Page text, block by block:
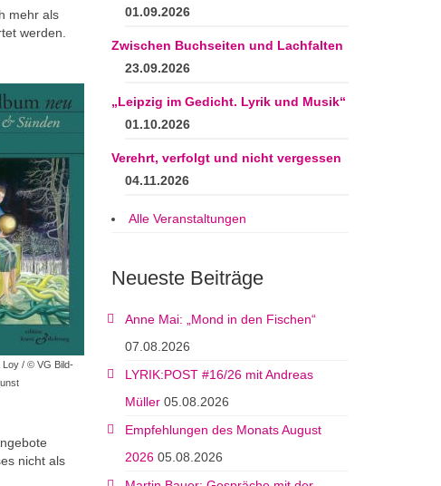
mehr als
werden.
Loy / © VG Bild-
nicht als
01.09.2026
Zwischen Buchseiten und Lachfalten
23.09.2026
„Leipzig im Gedicht. Lyrik und Musik“
01.10.2026
Verehrt, verfolgt und nicht vergessen
04.11.2026
Alle Veranstaltungen
Neueste Beiträge
Anne Mai: „Mond in den Fischen“
07.08.2026
LYRIK:POST #16/26 mit Andreas
Müller 05.08.2026
Empfehlungen des Monats August
2026 05.08.2026